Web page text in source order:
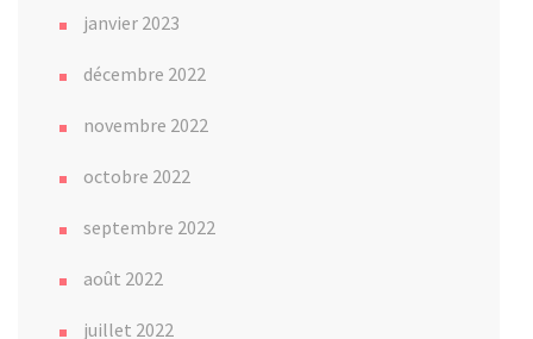
janvier 2023
décembre 2022
novembre 2022
octobre 2022
septembre 2022
août 2022
juillet 2022